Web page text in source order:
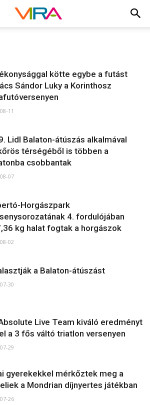
kötte egybe a futást
Sándor Luky a Korinthosz
11
Lidl Balaton-átúszás alkalmával
térségéből is többen a
csobbantak
07
Horgászpark
4. fordulójában
kg halat fogtak a horgászok
02
a Balaton-átúszást
30
Live Team kiváló eredményt
a 3 fős váltó triatlon versenyen
29
gyerekekkel mérkőztek meg a
a Mondrian díjnyertes játékban
26